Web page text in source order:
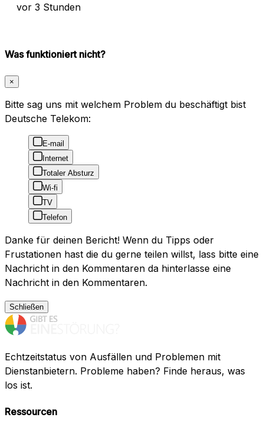
vor 3 Stunden
Was funktioniert nicht?
×
Bitte sag uns mit welchem Problem du beschäftigt bist
Deutsche Telekom:
E-mail
Internet
Totaler Absturz
Wi-fi
TV
Telefon
Danke für deinen Bericht! Wenn du Tipps oder
Frustationen hast die du gerne teilen willst, lass bitte eine
Nachricht in den Kommentaren da hinterlasse eine
Nachricht in den Kommentaren.
Schließen
Echtzeitstatus von Ausfällen und Problemen mit
Dienstanbietern. Probleme haben? Finde heraus, was
los ist.
Ressourcen